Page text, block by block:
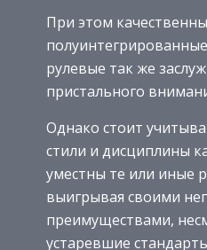
При этом
рулевые так же
пристального
Однако стоит
стили и дисциплины
уместны те или иные
выигрывая своими
преимуществами,
устаревшие